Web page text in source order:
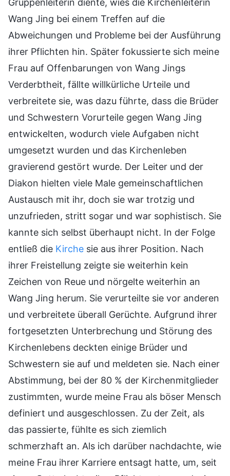
Wang Jing bei einem Treffen auf die
Abweichungen und Probleme bei der Ausführung
ihrer Pflichten hin. Später fokussierte sich meine
Frau auf Offenbarungen von Wang Jings
Verderbtheit, fällte willkürliche Urteile und
verbreitete sie, was dazu führte, dass die Brüder
und Schwestern Vorurteile gegen Wang Jing
entwickelten, wodurch viele Aufgaben nicht
umgesetzt wurden und das Kirchenleben
gravierend gestört wurde. Der Leiter und der
Diakon hielten viele Male gemeinschaftlichen
Austausch mit ihr, doch sie war trotzig und
unzufrieden, stritt sogar und war sophistisch. Sie
kannte sich selbst überhaupt nicht. In der Folge
entließ die Kirche sie aus ihrer Position. Nach
ihrer Freistellung zeigte sie weiterhin kein
Zeichen von Reue und nörgelte weiterhin an
Wang Jing herum. Sie verurteilte sie vor anderen
und verbreitete überall Gerüchte. Aufgrund ihrer
fortgesetzten Unterbrechung und Störung des
Kirchenlebens deckten einige Brüder und
Schwestern sie auf und meldeten sie. Nach einer
Abstimmung, bei der 80 % der Kirchenmitglieder
zustimmten, wurde meine Frau als böser Mensch
definiert und ausgeschlossen. Zu der Zeit, als
das passierte, fühlte es sich ziemlich
schmerzhaft an. Als ich darüber nachdachte, wie
meine Frau ihrer Karriere entsagt hatte, um, seit